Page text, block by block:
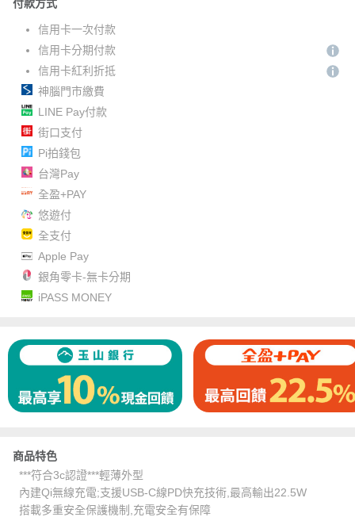
付款方式
信用卡一次付款
信用卡分期付款
信用卡紅利折抵
神腦門市繳費
LINE Pay付款
街口支付
Pi拍錢包
台灣Pay
全盈+PAY
悠遊付
全支付
Apple Pay
銀角零卡-無卡分期
iPASS MONEY
商品特色
***符合3c認證***輕薄外型
內建Qi無線充電;支援USB-C線PD快充技術,最高輸出22.5W
搭載多重安全保護機制,充電安全有保障